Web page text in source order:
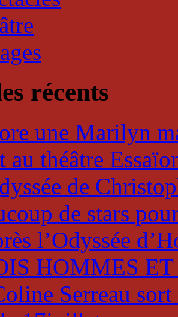
récents
une Marilyn
au théâtre
de
de stars
l’Odyssée
HOMMES ET
Serreau